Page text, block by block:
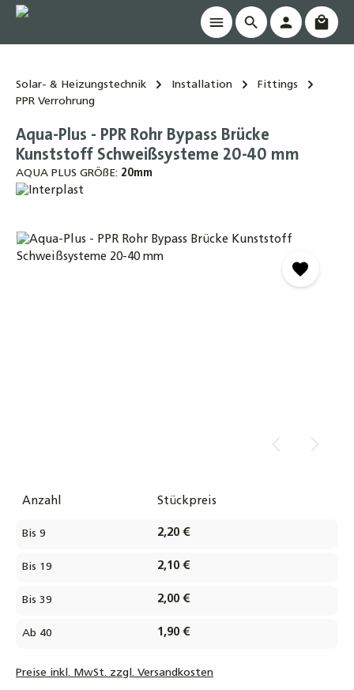
springen
Solar- & Heizungstechnik Installation
Fittings
PPR Verrohrung
Aqua-Plus - PPR Rohr Bypass Brücke
Kunststoff Schweißsysteme 20-40 mm
AQUA PLUS GRÖßE: 20mm
Bildergalerie überspringen
Anzahl Stückpreis
Bis 9 2,20 €
Bis 19 2,10 €
Bis 39 2,00 €
Ab 40 1,90 €
Preise inkl. MwSt. zzgl. Versandkosten